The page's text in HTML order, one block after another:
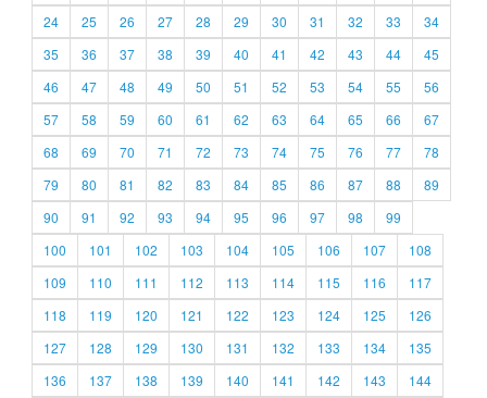
24
25 26 27 28 29 30 31 32 33
34
35
36 37 38 39 40 41 42 43 44
45
46
47 48 49 50 51 52 53 54 55
56
57
58 59 60 61 62 63 64 65 66
67
68
69 70 71 72 73 74 75 76 77
78
79
80 81 82 83 84 85 86 87 88
89
90
91 92 93 94 95 96 97 98
99
100
101 102 103 104 105 106 107
108
109
110 111 112 113 114 115 116
117
118
119 120 121 122 123 124 125
126
127
128 129 130 131 132 133 134
135
136
137 138 139 140 141 142 143
144